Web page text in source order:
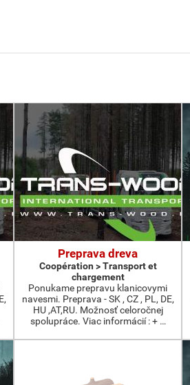
Preprava dreva
Coopération > Transport et
chargement
Ponukame prepravu klanicovymi
navesmi. Preprava - SK , CZ , PL, DE,
HU ,AT,RU. Možnosť celoročnej
spolupráce. Viac informácií : + …